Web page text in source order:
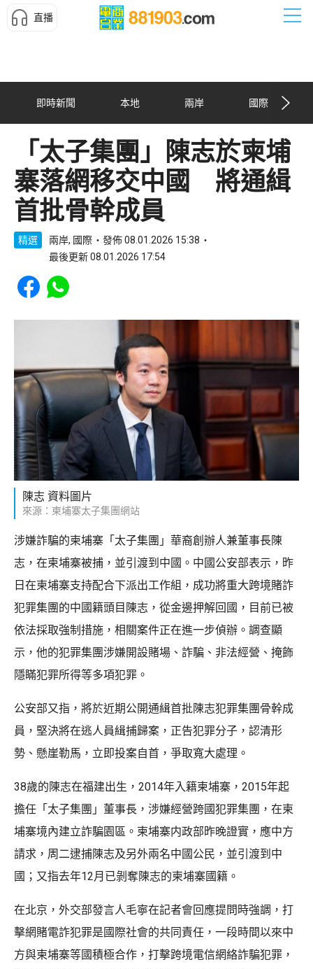
直播
即時新聞 本地 兩岸 國際
「太子集團」陳志於柬埔
寨落網移交中國 將通緝
首批骨幹成員
精選 兩岸, 國際
發佈 08.01.2026 15:38
最後更新 08.01.2026 17:54
Share to Facebook
Share to WhatsApp
陳志 資料圖片
來源：柬埔寨太子集團網站
涉嫌詐騙的柬埔寨「太子集團」華裔創辦人兼董事長陳
志，在柬埔寨被捕，並引渡到中國。中國公安部表示，昨
日在柬埔寨支持配合下派出工作組，成功將重大跨境賭詐
犯罪集團的中國籍頭目陳志，從金邊押解回國，目前已被
依法採取強制措施，相關案件正在進一步偵辦。調查顯
示，他的犯罪集團涉嫌開設賭場、詐騙、非法經營、掩飾
隱瞞犯罪所得等多項犯罪。
公安部又指，將於近期公開通緝首批陳志犯罪集團骨幹成
員，堅決將在逃人員緝捕歸案，正告犯罪分子，認清形
勢、懸崖勒馬，立即投案自首，爭取寬大處理。
38歲的陳志在福建出生，2014年入籍柬埔寨，2015年起
擔任「太子集團」董事長，涉嫌經營跨國犯罪集團，在柬
埔寨境內建立詐騙園區。柬埔寨内政部昨晚證實，應中方
請求，周二逮捕陳志及另外兩名中國公民，並引渡到中
國；又指去年12月已剝奪陳志的柬埔寨國籍。
在北京，外交部發言人毛寧在記者會回應提問時強調，打
擊網賭電詐犯罪是國際社會的共同責任，一段時間以來中
方與柬埔寨等國積極合作，打擊跨境電信網絡詐騙犯罪，